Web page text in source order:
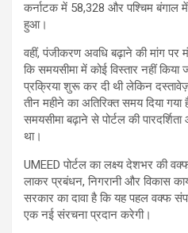
कर्नाटक में 58,328 और पश्चिम बंगाल
हुआ।
वहीं, पंजीकरण अवधि बढ़ाने की मांग पर
कि समयसीमा में कोई विस्तार नहीं
प्रक्रिया शुरू कर दी थी लेकिन
तीन महीने का अतिरिक्त समय दिया
समयसीमा बढ़ाने से पोर्टल की
था।
UMEED पोर्टल का लक्ष्य देशभर की
लाकर प्रबंधन, निगरानी और विकास
सरकार का दावा है कि यह पहल वक्फ
एक नई संरचना प्रदान करेगी।